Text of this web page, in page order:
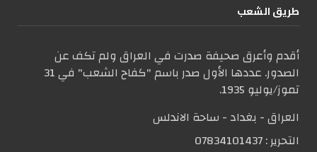
طریق الشعب
أقدم وأعرق صحيفة صدرت في العراق ولم تكف عن
الصدور. عددها الأول صدر باسم "كفاح الشعب" في 31
تموز/يوليو 1935.
العراق - بغداد - ساحة الاندلس
التحریر :07834101437